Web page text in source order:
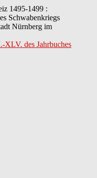
1495-1499 :
Schwabenkriegs
Nürnberg im
XLV. des Jahrbuches